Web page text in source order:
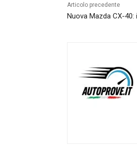
Articolo precedente
Nuova Mazda CX-